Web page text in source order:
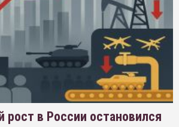
рост в России остановился